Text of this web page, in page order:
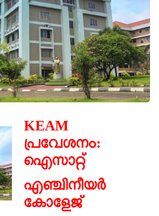
KEAM
പ്രവേശനം:
ഐസാറ്റ്
എഞ്ചിനീയർ
കോളേജ്